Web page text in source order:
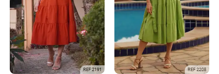
REF 2191 REF 2208